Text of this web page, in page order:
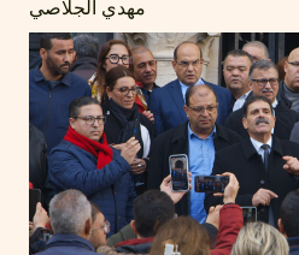
مهدي الجلاصي